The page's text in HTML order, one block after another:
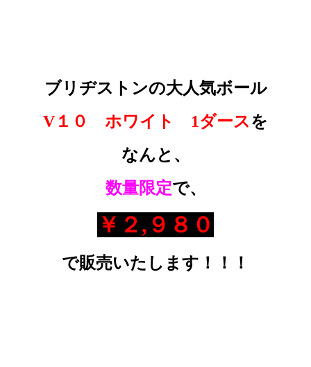
ブリヂストンの大人気ボール
V１０ ホワイト 1ダースを
なんと、
数量限定で、
￥２,９８０
で販売いたします！！！